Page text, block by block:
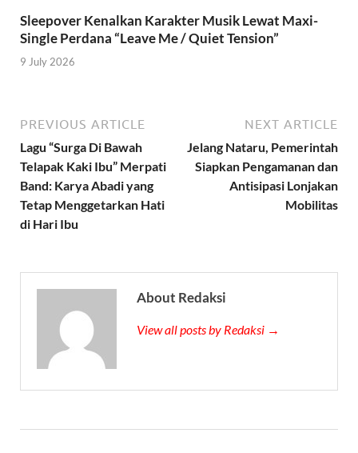
Sleepover Kenalkan Karakter Musik Lewat Maxi-
Single Perdana “Leave Me / Quiet Tension”
9 July 2026
PREVIOUS ARTICLE
Lagu “Surga Di Bawah
Telapak Kaki Ibu” Merpati
Band: Karya Abadi yang
Tetap Menggetarkan Hati
di Hari Ibu
NEXT ARTICLE
Jelang Nataru, Pemerintah
Siapkan Pengamanan dan
Antisipasi Lonjakan
Mobilitas
About Redaksi
View all posts by Redaksi →